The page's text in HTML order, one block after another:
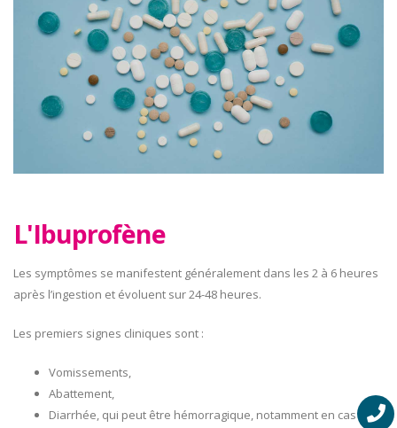
L'Ibuprofène
Les symptômes se manifestent généralement dans les 2 à 6 heures
après l’ingestion et évoluent sur 24-48 heures.
Les premiers signes cliniques sont :
Vomissements,
Abattement,
Diarrhée, qui peut être hémorragique, notamment en cas